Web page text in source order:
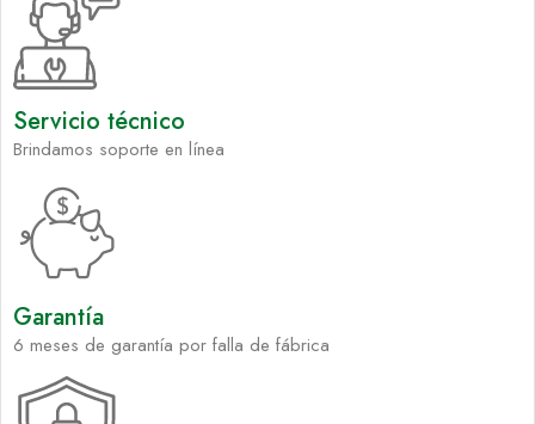
Servicio técnico
Brindamos soporte en línea
Garantía
6 meses de garantía por falla de fábrica